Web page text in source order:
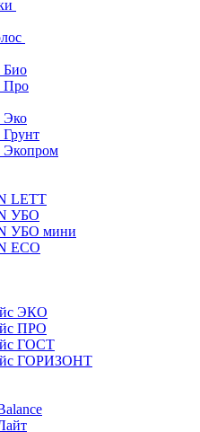
Био
Про
Эко
Грунт
Экопром
LETT
УБО
УБО мини
ECO
ЭКО
ПРО
ГОСТ
ГОРИЗОНТ